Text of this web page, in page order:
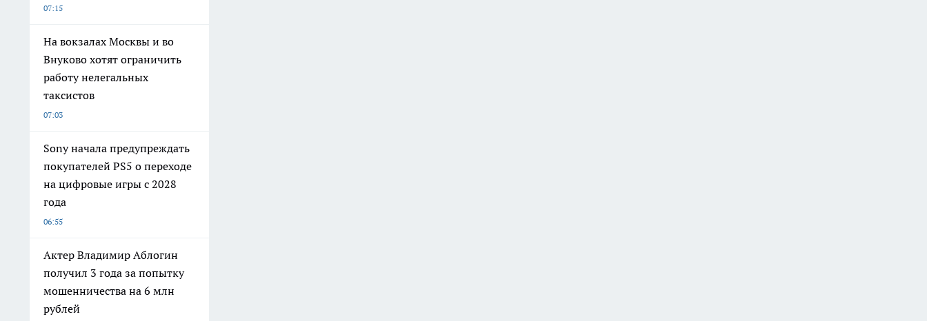
07:15
На вокзалах Москвы и во
Внуково хотят ограничить
работу нелегальных
таксистов
07:03
Sony начала предупреждать
покупателей PS5 о переходе
на цифровые игры с 2028
года
06:55
Актер Владимир Аблогин
получил 3 года за попытку
мошенничества на 6 млн
рублей